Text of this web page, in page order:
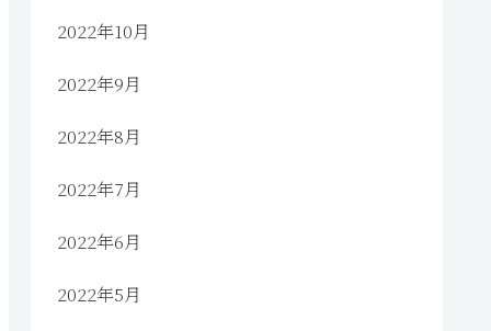
2022年10月
2022年9月
2022年8月
2022年7月
2022年6月
2022年5月